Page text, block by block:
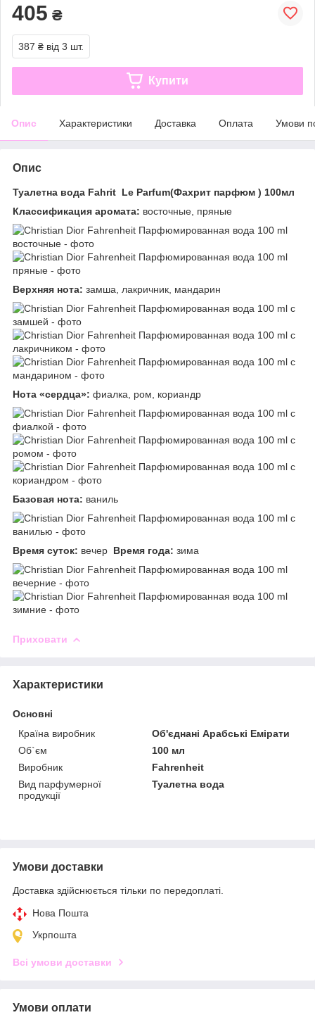
405 ₴
387 ₴ від 3 шт.
Купити
Опис Характеристики Доставка Оплата Умови
Опис
Туалетна вода Fahrit Le Parfum(Фахрит парфюм ) 100мл
Классификация аромата: восточные, пряные
Верхняя нота: замша, лакричник, мандарин
Нота «сердца»: фиалка, ром, кориандр
Базовая нота: ваниль
Время суток: вечер Время года: зима
Приховати
Характеристики
Основні
Країна виробник
Об'єднані Арабські Емірати
Об`єм
100 мл
Виробник
Fahrenheit
Вид парфумерної
продукції
Туалетна вода
Умови доставки
Доставка здійснюється тільки по передоплаті.
Нова Пошта
Укрпошта
Всі умови доставки
Умови оплати